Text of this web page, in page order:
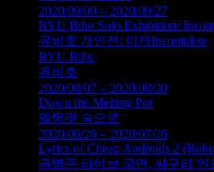
2020/09/09 – 2020/09/27
RYU Biho Solo Exhibition:
유비호 개인전: 미제Incomplete
RYU Biho
유비호
2020/08/07 – 2020/08/30
Down the Melting Pot
멜팅팟 속으로
2020/06/26 – 2020/07/26
Lyrics of Cheap Androids 2
권병준 라이브 공연, 싸구려 인